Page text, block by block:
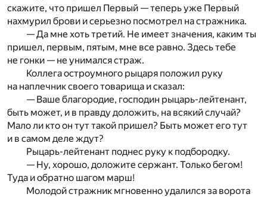
скажите, что пришел Первый — теперь уже Первый
нахмурил брови и серьезно посмотрел на стражника.
— Да мне хоть третий. Не имеет значения, каким ты
пришел, первым, пятым, мне все равно. Здесь тебе
не гонки — не унимался страж.
Коллега остроумного рыцаря положил руку
на наплечник своего товарища и сказал:
— Ваше благородие, господин рыцарь-лейтенант,
быть может, и в правду доложить, на всякий случай?
Мало ли кто он тут такой пришел? Быть может его тут
и в самом деле ждут?
Рыцарь-лейтенант поднес руку к подбородку.
— Ну, хорошо, доложите сержант. Только бегом!
Туда и обратно шагом марш!
Молодой стражник мгновенно удалился за ворота